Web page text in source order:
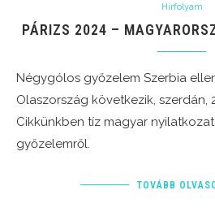
Hírfolyam
PÁRIZS 2024 –
Négygólos győzelem Szerbia
Olaszország következik, szerdán,
Cikkünkben tíz magyar
győzelemről.
TOVÁBB